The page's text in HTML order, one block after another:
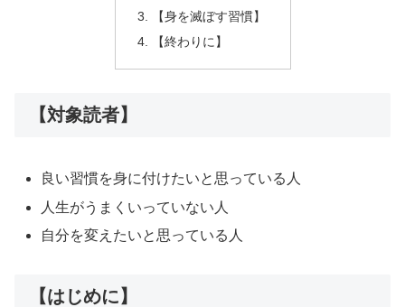
【身を滅ぼす習慣】
【終わりに】
【対象読者】
良い習慣を身に付けたいと思っている人
人生がうまくいっていない人
自分を変えたいと思っている人
【はじめに】